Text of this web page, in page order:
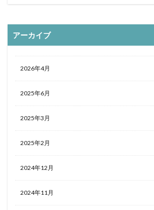
アーカイブ
2026年4月
2025年6月
2025年3月
2025年2月
2024年12月
2024年11月